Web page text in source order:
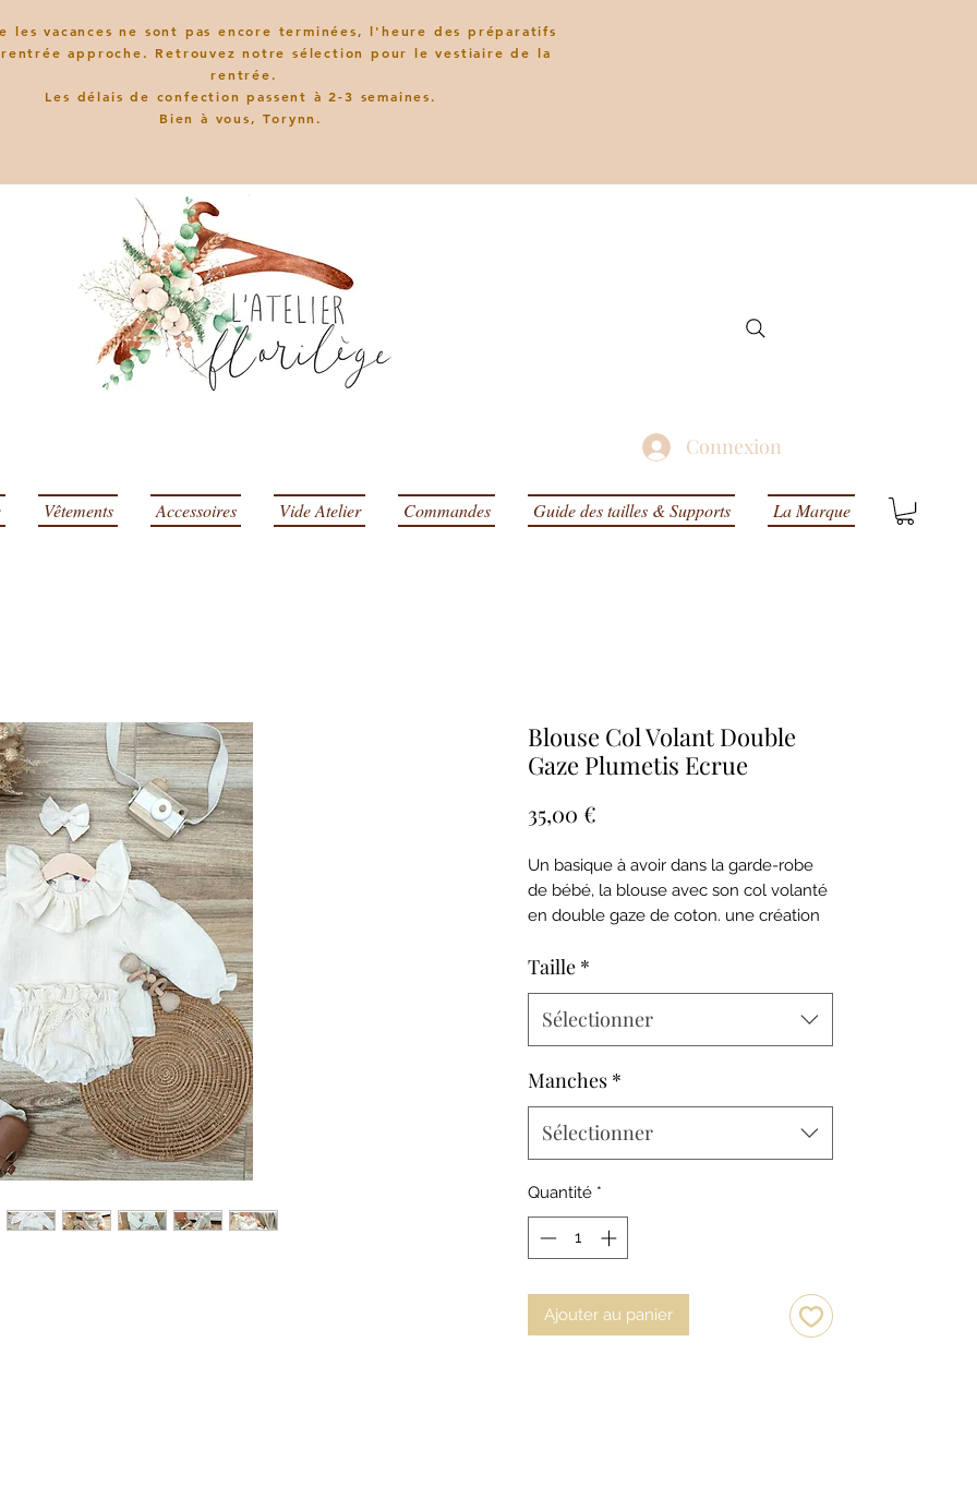
les vacances ne sont pas encore terminées, l'heure des préparatifs
approche. Retrouvez notre sélection pour le vestiaire de la
rentrée.
Les délais de confection passent à 2-3 semaines.
Bien à vous, Torynn.
Connexion
Vêtements Accessoires Vide Atelier Commandes Guide des tailles & Supports La Marque
Blouse Col Volant Double
Gaze Plumetis Ecrue
35,00 €
Un basique à avoir dans la garde-robe
de bébé, la blouse avec son col volanté
en double gaze de coton. une création
porter avec un gilet l'hiver.
La blouse se ferme via 5 boutons
pressions en métal.
Taille *
Sélectionner
Manches *
Sélectionner
Quantité *
Ajouter au panier